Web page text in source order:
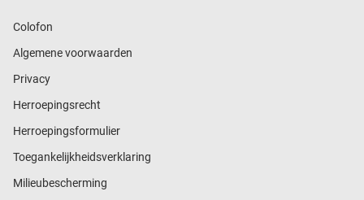
Colofon
Algemene voorwaarden
Privacy
Herroepingsrecht
Herroepingsformulier
Toegankelijkheidsverklaring
Milieubescherming